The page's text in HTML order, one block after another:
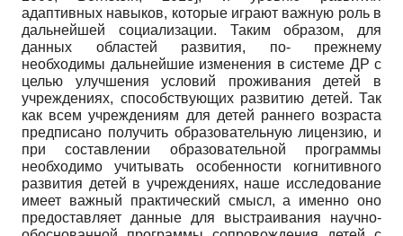
адаптивных навыков, которые играют важную роль в
дальнейшей социализации. Таким образом, для
данных областей развития, по- прежнему
необходимы дальнейшие изменения в системе ДР с
целью улучшения условий проживания детей в
учреждениях, способствующих развитию детей. Так
как всем учреждениям для детей раннего возраста
предписано получить образовательную лицензию, и
при составлении образовательной программы
необходимо учитывать особенности когнитивного
развития детей в учреждениях, наше исследование
имеет важный практический смысл, а именно оно
предоставляет данные для выстраивания научно-